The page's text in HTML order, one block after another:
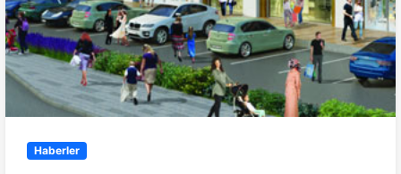
Haberler